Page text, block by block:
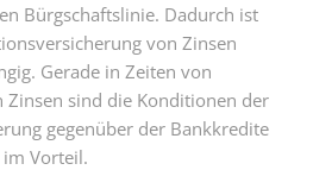
Bürgschaftslinie. Dadurch ist
von Zinsen
Gerade in Zeiten von
Zinsen sind die Konditionen der
gegenüber der Bankkredite
Vorteil.